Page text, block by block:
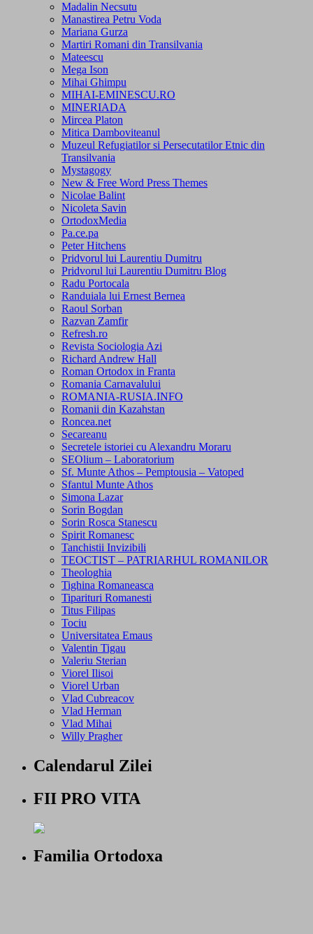
Madalin Necsutu
Manastirea Petru Voda
Mariana Gurza
Martiri Romani din Transilvania
Mateescu
Mega Ison
Mihai Ghimpu
MIHAI-EMINESCU.RO
MINERIADA
Mircea Platon
Mitica Damboviteanul
Muzeul Refugiatilor si Persecutatilor Etnic din
Transilvania
Mystagogy
New & Free Word Press Themes
Nicolae Balint
Nicoleta Savin
OrtodoxMedia
Pa.ce.pa
Peter Hitchens
Pridvorul lui Laurentiu Dumitru
Pridvorul lui Laurentiu Dumitru Blog
Radu Portocala
Randuiala lui Ernest Bernea
Raoul Sorban
Razvan Zamfir
Refresh.ro
Revista Sociologia Azi
Richard Andrew Hall
Roman Ortodox in Franta
Romania Carnavalului
ROMANIA-RUSIA.INFO
Romanii din Kazahstan
Roncea.net
Secareanu
Secretele istoriei cu Alexandru Moraru
SEOlium – Laboratorium
Sf. Munte Athos – Pemptousia – Vatoped
Sfantul Munte Athos
Simona Lazar
Sorin Bogdan
Sorin Rosca Stanescu
Spirit Romanesc
Tanchistii Invizibili
TEOCTIST – PATRIARHUL ROMANILOR
Theologhia
Tighina Romaneasca
Tiparituri Romanesti
Titus Filipas
Tociu
Universitatea Emaus
Valentin Tigau
Valeriu Sterian
Viorel Ilisoi
Viorel Urban
Vlad Cubreacov
Vlad Herman
Vlad Mihai
Willy Pragher
Calendarul Zilei
FII PRO VITA
Familia Ortodoxa